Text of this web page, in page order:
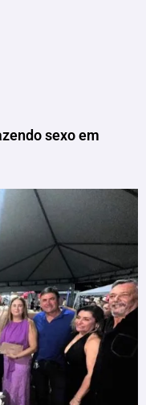
sexo em